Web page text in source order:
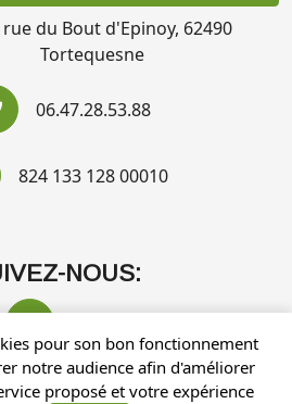
rue du Bout d'Epinoy, 62490
Tortequesne
06.47.28.53.88
824 133 128 00010
NOUS:
pour son bon fonctionnement
notre audience afin d'améliorer
proposé et votre expérience